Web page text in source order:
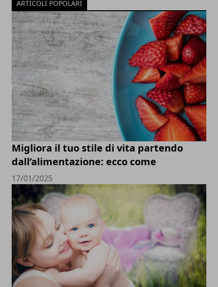
ARTICOLI POPOLARI
Migliora il tuo stile di vita partendo
dall’alimentazione: ecco come
17/01/2025